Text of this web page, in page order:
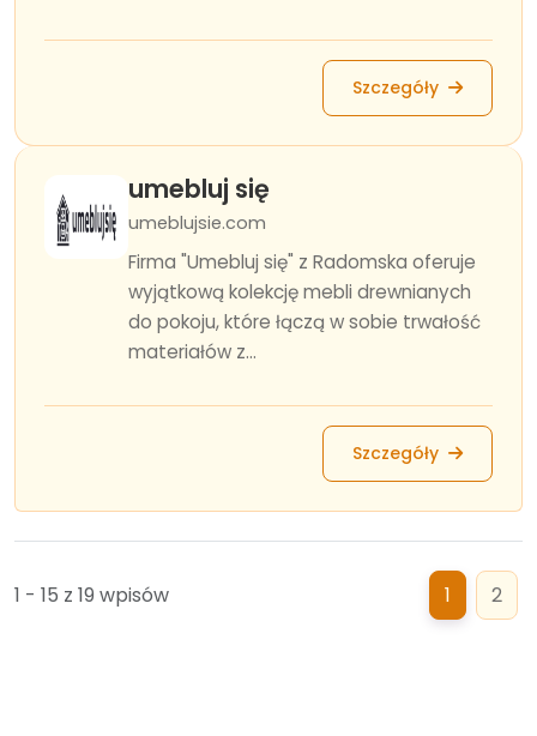
Szczegóły
umebluj się
umeblujsie.com
Firma "Umebluj się" z Radomska oferuje
wyjątkową kolekcję mebli drewnianych
do pokoju, które łączą w sobie trwałość
materiałów z...
Szczegóły
1 - 15 z 19 wpisów 1 2